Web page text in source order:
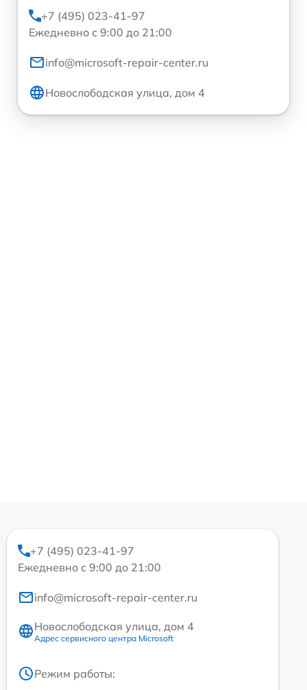
+7 (495) 023-41-97
Ежедневно с 9:00 до 21:00
info@microsoft-repair-center.ru
Новослободская улица, дом 4
+7 (495) 023-41-97
Ежедневно с 9:00 до 21:00
info@microsoft-repair-center.ru
Новослободская улица, дом 4
Адрес сервисного центра Microsoft
Режим работы: